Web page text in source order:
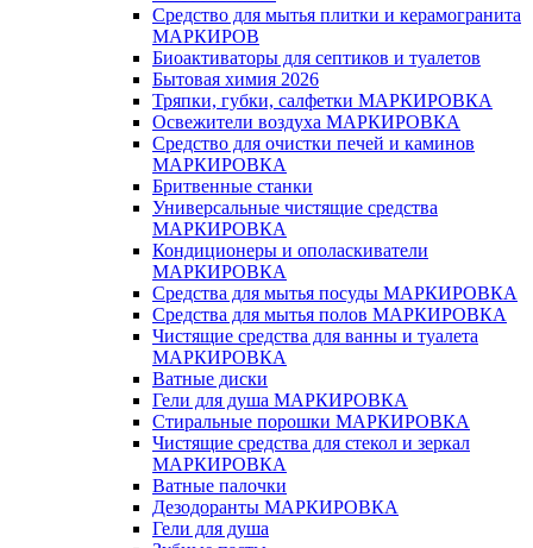
Средство для мытья плитки и керамогранита
МАРКИРОВ
Биоактиваторы для септиков и туалетов
Бытовая химия 2026
Тряпки, губки, салфетки МАРКИРОВКА
Освежители воздуха МАРКИРОВКА
Средство для очистки печей и каминов
МАРКИРОВКА
Бритвенные станки
Универсальные чистящие средства
МАРКИРОВКА
Кондиционеры и ополаскиватели
МАРКИРОВКА
Средства для мытья посуды МАРКИРОВКА
Средства для мытья полов МАРКИРОВКА
Чистящие средства для ванны и туалета
МАРКИРОВКА
Ватные диски
Гели для душа МАРКИРОВКА
Стиральные порошки МАРКИРОВКА
Чистящие средства для стекол и зеркал
МАРКИРОВКА
Ватные палочки
Дезодоранты МАРКИРОВКА
Гели для душа